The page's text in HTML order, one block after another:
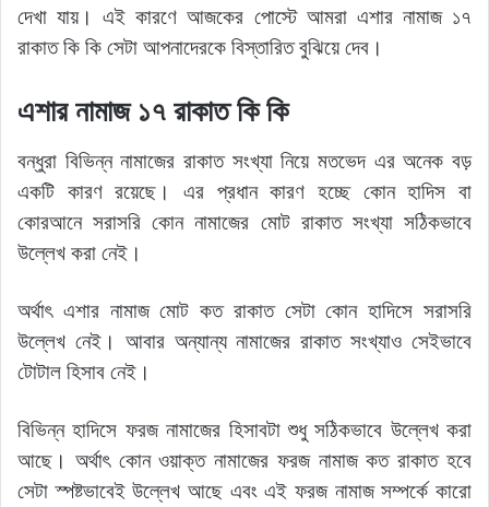
দেখা যায়। এই কারণে আজকের পোস্টে আমরা এশার নামাজ ১৭
রাকাত কি কি সেটা আপনাদেরকে বিস্তারিত বুঝিয়ে দেব।
এশার নামাজ ১৭ রাকাত কি কি
বন্ধুরা বিভিন্ন নামাজের রাকাত সংখ্যা নিয়ে মতভেদ এর অনেক বড়
একটি কারণ রয়েছে। এর প্রধান কারণ হচ্ছে কোন হাদিস বা
কোরআনে সরাসরি কোন নামাজের মোট রাকাত সংখ্যা সঠিকভাবে
উল্লেখ করা নেই।
অর্থাৎ এশার নামাজ মোট কত রাকাত সেটা কোন হাদিসে সরাসরি
উল্লেখ নেই। আবার অন্যান্য নামাজের রাকাত সংখ্যাও সেইভাবে
টোটাল হিসাব নেই।
বিভিন্ন হাদিসে ফরজ নামাজের হিসাবটা শুধু সঠিকভাবে উল্লেখ করা
আছে। অর্থাৎ কোন ওয়াক্ত নামাজের ফরজ নামাজ কত রাকাত হবে
সেটা স্পষ্টভাবেই উল্লেখ আছে এবং এই ফরজ নামাজ সম্পর্কে কারো